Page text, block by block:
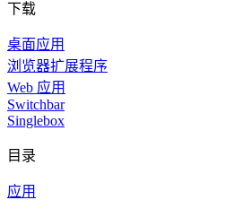
下载
桌面应用
浏览器扩展程序
Web 应用
Switchbar
Singlebox
目录
应用